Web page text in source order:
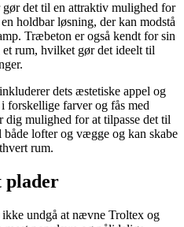
det til en attraktiv mulighed for
holdbar løsning, der kan modstå
Træbeton er også kendt for sin
rum, hvilket gør det ideelt til
dets æstetiske appel og
forskellige farver og fås med
mulighed for at tilpasse det til
lofter og vægge og kan skabe
rum.
plader
undgå at nævne Troltex og